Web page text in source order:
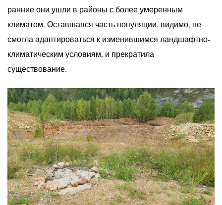
ранние они ушли в районы с более умеренным
климатом. Оставшаяся часть популяции, видимо, не
смогла адаптироваться к изменившимся ландшафтно-
климатическим условиям, и прекратила
существование.